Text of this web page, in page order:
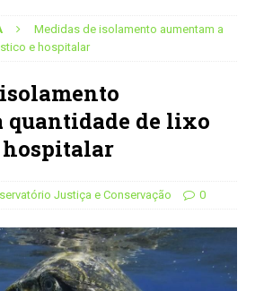
Medidas de isolamento aumentam a
e hospitalar
quantidade de lixo
hospitalar
Justiça e Conservação 0